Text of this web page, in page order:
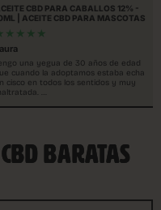
CBD PARA CABALLOS 12% -
| ACEITE CBD PARA MASCOTAS
una yegua de 30 años de edad
cuando la adoptamos estaba echa
cisco en todos los sentidos y muy
…
BARATAS